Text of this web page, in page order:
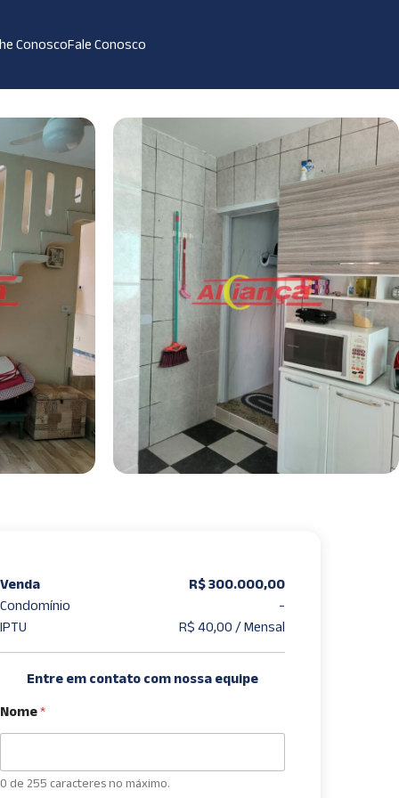
ConoscoFale Conosco
Venda
R$ 300.000,00
Condomínio
-
IPTU
R$ 40,00 / Mensal
Entre em contato com nossa equipe
Nome*
0 de 255 caracteres no máximo.